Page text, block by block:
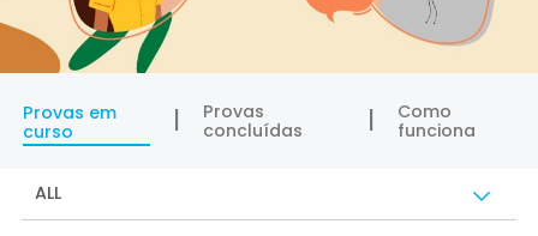
Provas em
curso
Provas
concluídas
Como
funciona
ALL